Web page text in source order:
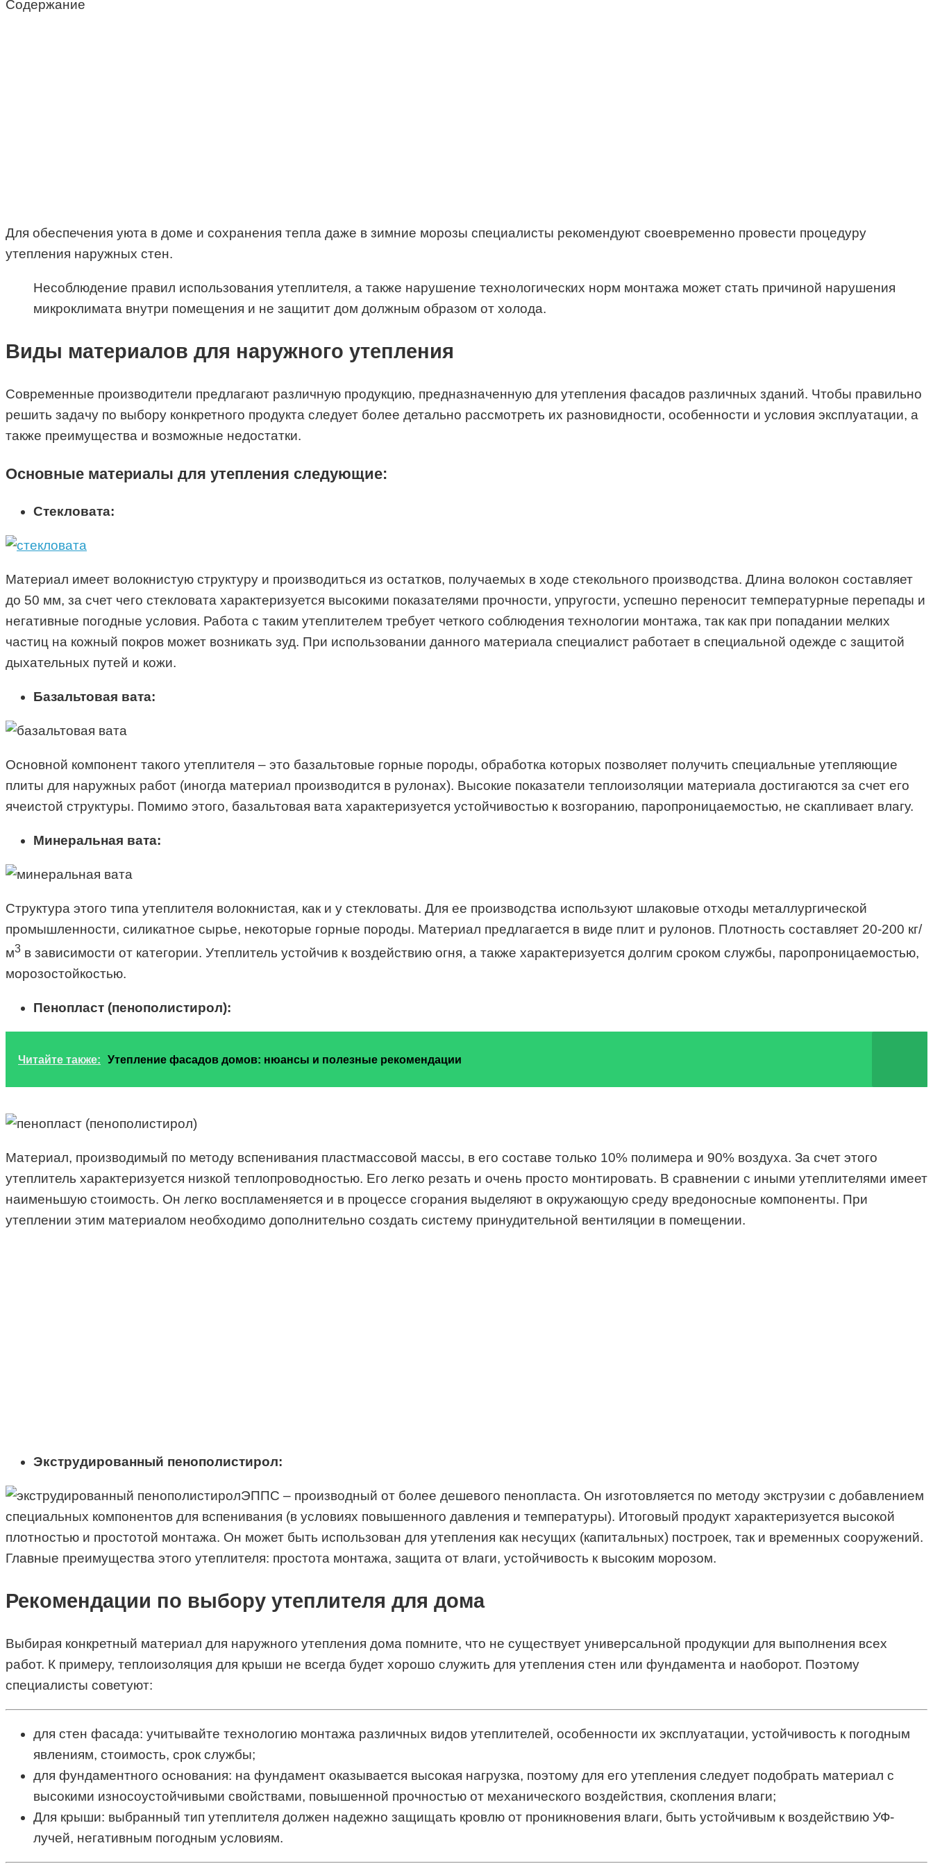
Содержание
Для обеспечения уюта в доме и сохранения тепла даже в зимние морозы специалисты рекомендуют своевременно провести процедуру
утепления наружных стен.
Несоблюдение правил использования утеплителя, а также нарушение технологических норм монтажа может стать причиной нарушения
микроклимата внутри помещения и не защитит дом должным образом от холода.
Виды материалов для наружного утепления
Современные производители предлагают различную продукцию, предназначенную для утепления фасадов различных зданий. Чтобы правильно
решить задачу по выбору конкретного продукта следует более детально рассмотреть их разновидности, особенности и условия эксплуатации, а
также преимущества и возможные недостатки.
Основные материалы для утепления следующие:
Стекловата:
Материал имеет волокнистую структуру и производиться из остатков, получаемых в ходе стекольного производства. Длина волокон составляет
до 50 мм, за счет чего стекловата характеризуется высокими показателями прочности, упругости, успешно переносит температурные перепады и
негативные погодные условия. Работа с таким утеплителем требует четкого соблюдения технологии монтажа, так как при попадании мелких
частиц на кожный покров может возникать зуд. При использовании данного материала специалист работает в специальной одежде с защитой
дыхательных путей и кожи.
Базальтовая вата:
Основной компонент такого утеплителя – это базальтовые горные породы, обработка которых позволяет получить специальные утепляющие
плиты для наружных работ (иногда материал производится в рулонах). Высокие показатели теплоизоляции материала достигаются за счет его
ячеистой структуры. Помимо этого, базальтовая вата характеризуется устойчивостью к возгоранию, паропроницаемостью, не скапливает влагу.
Минеральная вата:
Структура этого типа утеплителя волокнистая, как и у стекловаты. Для ее производства используют шлаковые отходы металлургической
промышленности, силикатное сырье, некоторые горные породы. Материал предлагается в виде плит и рулонов. Плотность составляет 20-200 кг/
м3 в зависимости от категории. Утеплитель устойчив к воздействию огня, а также характеризуется долгим сроком службы, паропроницаемостью,
морозостойкостью.
Пенопласт (пенополистирол):
Читайте также: Утепление фасадов домов: нюансы и полезные рекомендации
Материал, производимый по методу вспенивания пластмассовой массы, в его составе только 10% полимера и 90% воздуха. За счет этого
утеплитель характеризуется низкой теплопроводностью. Его легко резать и очень просто монтировать. В сравнении с иными утеплителями имеет
наименьшую стоимость. Он легко воспламеняется и в процессе сгорания выделяют в окружающую среду вредоносные компоненты. При
утеплении этим материалом необходимо дополнительно создать систему принудительной вентиляции в помещении.
Экструдированный пенополистирол:
ЭППС – производный от более дешевого пенопласта. Он изготовляется по методу экструзии с добавлением
специальных компонентов для вспенивания (в условиях повышенного давления и температуры). Итоговый продукт характеризуется высокой
плотностью и простотой монтажа. Он может быть использован для утепления как несущих (капитальных) построек, так и временных сооружений.
Главные преимущества этого утеплителя: простота монтажа, защита от влаги, устойчивость к высоким морозом.
Рекомендации по выбору утеплителя для дома
Выбирая конкретный материал для наружного утепления дома помните, что не существует универсальной продукции для выполнения всех
работ. К примеру, теплоизоляция для крыши не всегда будет хорошо служить для утепления стен или фундамента и наоборот. Поэтому
специалисты советуют:
для стен фасада: учитывайте технологию монтажа различных видов утеплителей, особенности их эксплуатации, устойчивость к погодным
явлениям, стоимость, срок службы;
для фундаментного основания: на фундамент оказывается высокая нагрузка, поэтому для его утепления следует подобрать материал с
высокими износоустойчивыми свойствами, повышенной прочностью от механического воздействия, скопления влаги;
Для крыши: выбранный тип утеплителя должен надежно защищать кровлю от проникновения влаги, быть устойчивым к воздействию УФ-
лучей, негативным погодным условиям.